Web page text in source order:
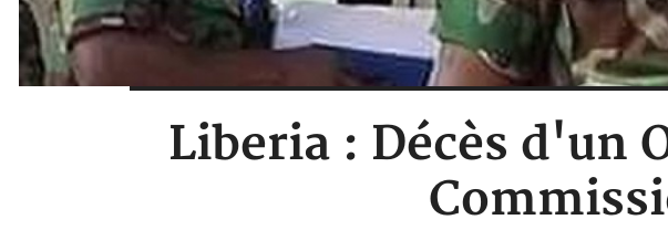
Liberia : Décès d'un